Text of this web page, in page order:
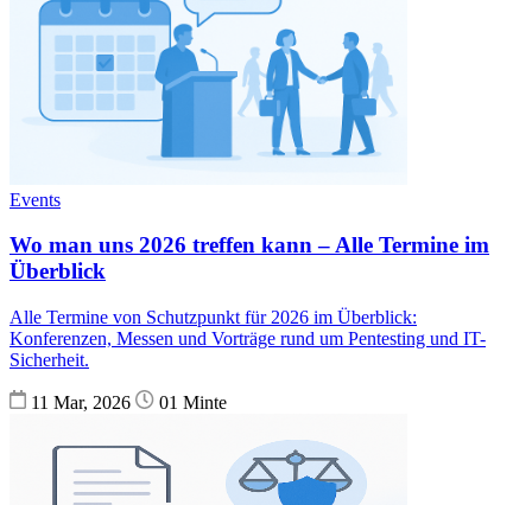
Events
Wo man uns 2026 treffen kann – Alle Termine im
Überblick
Alle Termine von Schutzpunkt für 2026 im Überblick:
Konferenzen, Messen und Vorträge rund um Pentesting und IT-
Sicherheit.
11 Mar, 2026 01 Minte